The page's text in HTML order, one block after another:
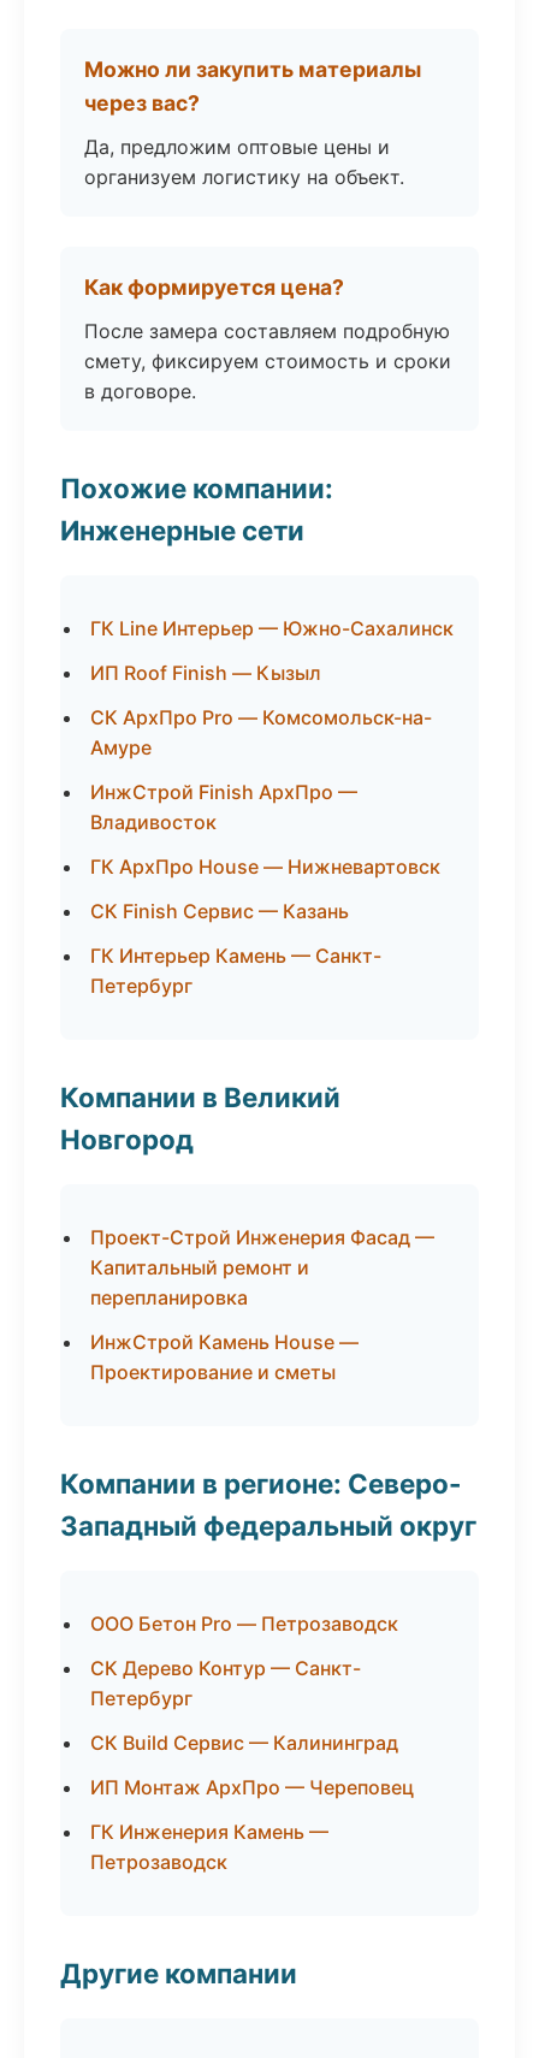
Можно ли закупить материалы
через вас?
Да, предложим оптовые цены и
организуем логистику на объект.
Как формируется цена?
После замера составляем подробную
смету, фиксируем стоимость и сроки
в договоре.
Похожие компании:
Инженерные сети
ГК Line Интерьер — Южно-Сахалинск
ИП Roof Finish — Кызыл
СК АрхПро Pro — Комсомольск-на-
Амуре
ИнжСтрой Finish АрхПро —
Владивосток
ГК АрхПро House — Нижневартовск
СК Finish Сервис — Казань
ГК Интерьер Камень — Санкт-
Петербург
Компании в Великий
Новгород
Проект-Строй Инженерия Фасад —
Капитальный ремонт и
перепланировка
ИнжСтрой Камень House —
Проектирование и сметы
Компании в регионе: Северо-
Западный федеральный округ
ООО Бетон Pro — Петрозаводск
СК Дерево Контур — Санкт-
Петербург
СК Build Сервис — Калининград
ИП Монтаж АрхПро — Череповец
ГК Инженерия Камень —
Петрозаводск
Другие компании